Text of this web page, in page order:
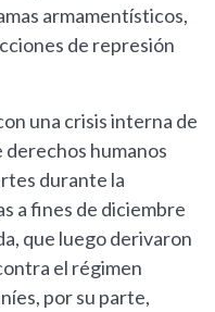
armamentísticos,
de represión
una crisis interna de
humanos
durante la
a fines de diciembre
que luego derivaron
el régimen
por su parte,